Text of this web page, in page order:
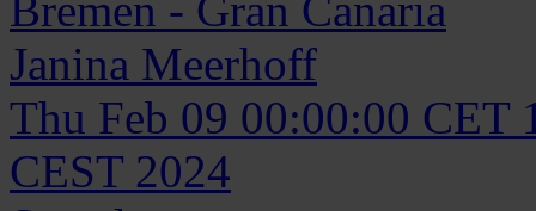
Janina Meerhoff
Thu Feb 09 00:00:00 CET
CEST 2024